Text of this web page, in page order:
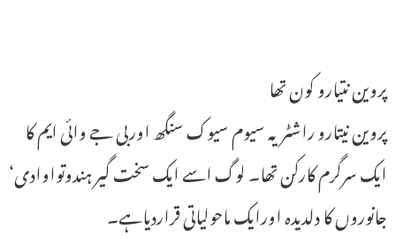
پروین نتیارو کون تھا
پروین نیتارو راشٹریہ سیوم سیوک سنگھ اوربی جے وائی ایم کا
ایک سرگرم کارکن تھا۔ لوگ اسے ایک سخت گیر ہندوتواوادی‘
جانوروں کا دلدیدہ اورایک ماحولیاتی قراردیاہے۔